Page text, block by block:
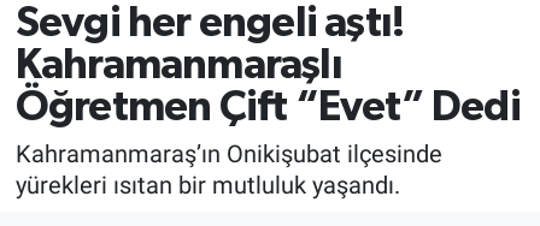
Sevgi her engeli aştı!
Kahramanmaraşlı
Öğretmen Çift “Evet” Dedi
Kahramanmaraş’ın Onikişubat ilçesinde
yürekleri ısıtan bir mutluluk yaşandı.